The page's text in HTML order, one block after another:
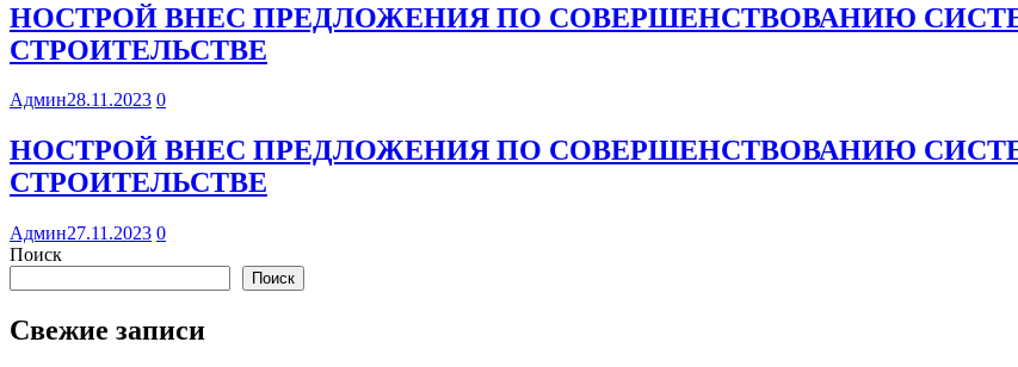
НОСТРОЙ ВНЕС ПРЕДЛОЖЕНИЯ ПО СОВЕРШЕНСТВОВАНИЮ
СТРОИТЕЛЬСТВЕ
Админ28.11.2023 0
НОСТРОЙ ВНЕС ПРЕДЛОЖЕНИЯ ПО СОВЕРШЕНСТВОВАНИЮ
СТРОИТЕЛЬСТВЕ
Админ27.11.2023 0
Поиск
Поиск
Свежие записи